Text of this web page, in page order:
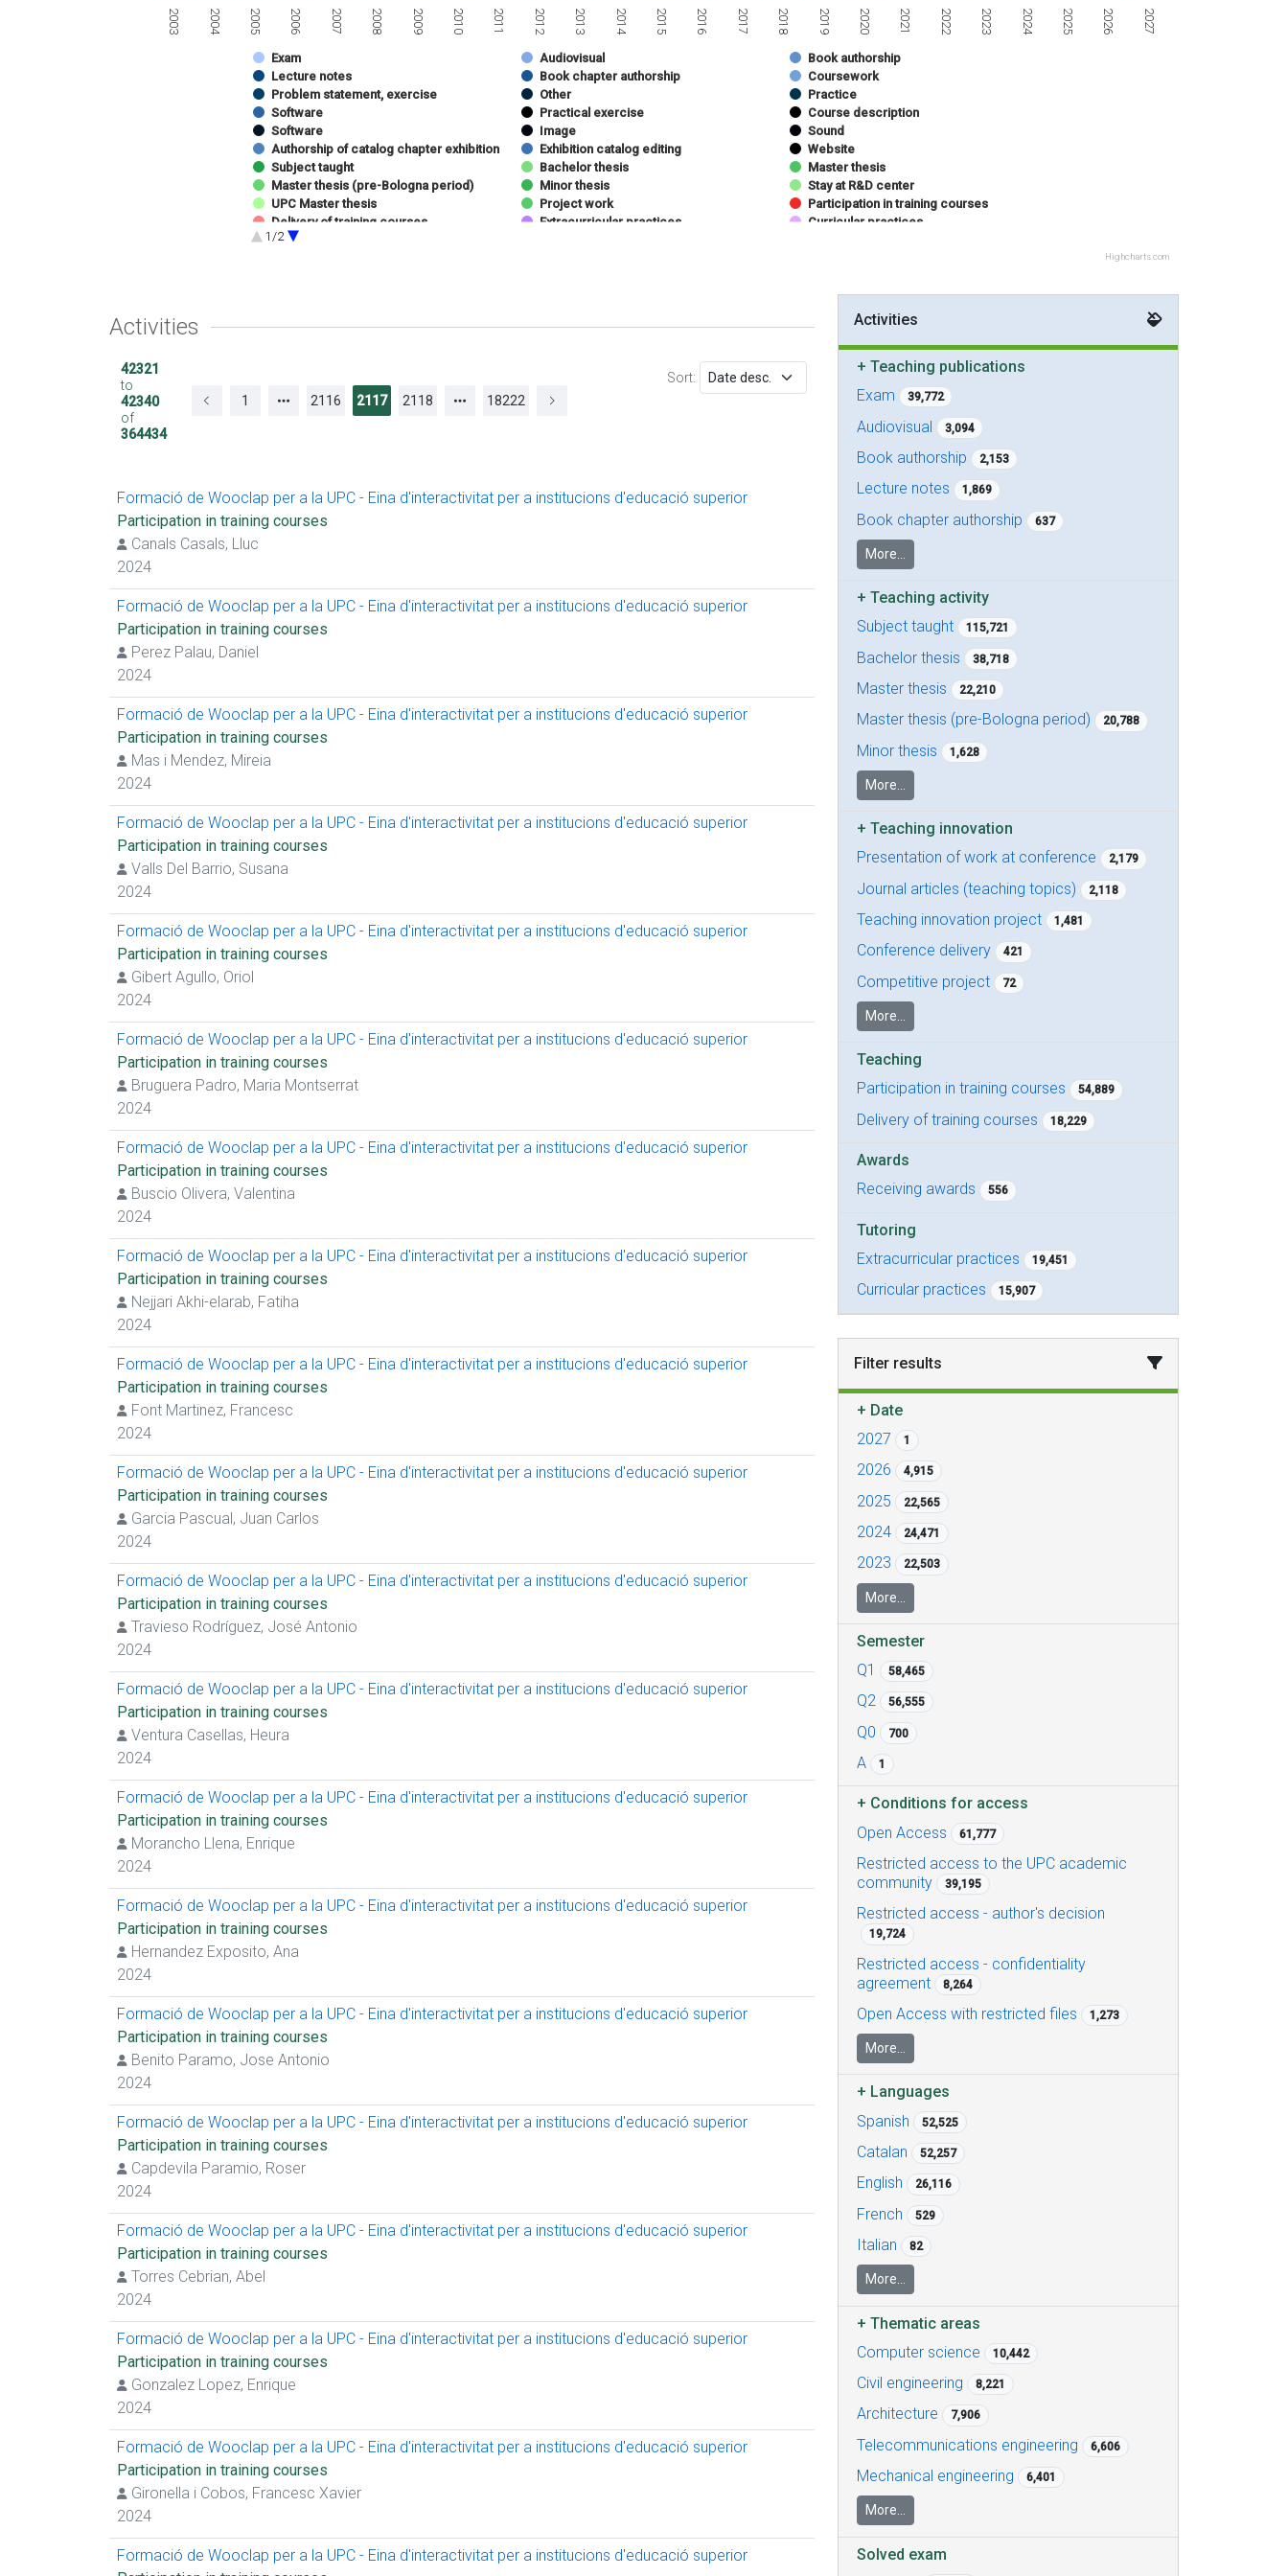
Exam Audiovisual
Book authorship
Lecture notes
Book chapter authorship
Coursework
Problem statement, exercise
Other
Practice
Software
Practical exercise
Course description
Software
Image
Sound
Authorship of catalog chapter exhibition
Exhibition catalog editing
Website
Subject taught
Bachelor thesis Master thesis
Master thesis (pre-Bologna period) Minor thesis
Stay at R&D center
UPC Master thesis
Project work
Participation in training courses
Delivery of training courses
Extracurricular practices
Curricular practices
Presentation of work at conference
1/2
2003 2004 2005 2006 2007 2008 2009 2010 2011 2012 2013 2014 2015 2016 2017 2018 2019 2020 2021 2022 2023 2024 2025 2026 2027
Highcharts.com
Activities
42321
to
42340
of
364434
1 2116 2117 2118 18222
Sort:
Formació de Wooclap per a la UPC - Eina d'interactivitat per a institucions d'educació superior
Participation in training courses
Canals Casals, Lluc
2024
Formació de Wooclap per a la UPC - Eina d'interactivitat per a institucions d'educació superior
Participation in training courses
Perez Palau, Daniel
2024
Formació de Wooclap per a la UPC - Eina d'interactivitat per a institucions d'educació superior
Participation in training courses
Mas i Mendez, Mireia
2024
Formació de Wooclap per a la UPC - Eina d'interactivitat per a institucions d'educació superior
Participation in training courses
Valls Del Barrio, Susana
2024
Formació de Wooclap per a la UPC - Eina d'interactivitat per a institucions d'educació superior
Participation in training courses
Gibert Agullo, Oriol
2024
Formació de Wooclap per a la UPC - Eina d'interactivitat per a institucions d'educació superior
Participation in training courses
Bruguera Padro, Maria Montserrat
2024
Formació de Wooclap per a la UPC - Eina d'interactivitat per a institucions d'educació superior
Participation in training courses
Buscio Olivera, Valentina
2024
Formació de Wooclap per a la UPC - Eina d'interactivitat per a institucions d'educació superior
Participation in training courses
Nejjari Akhi-elarab, Fatiha
2024
Formació de Wooclap per a la UPC - Eina d'interactivitat per a institucions d'educació superior
Participation in training courses
Font Martinez, Francesc
2024
Formació de Wooclap per a la UPC - Eina d'interactivitat per a institucions d'educació superior
Participation in training courses
Garcia Pascual, Juan Carlos
2024
Formació de Wooclap per a la UPC - Eina d'interactivitat per a institucions d'educació superior
Participation in training courses
Travieso Rodríguez, José Antonio
2024
Formació de Wooclap per a la UPC - Eina d'interactivitat per a institucions d'educació superior
Participation in training courses
Ventura Casellas, Heura
2024
Formació de Wooclap per a la UPC - Eina d'interactivitat per a institucions d'educació superior
Participation in training courses
Morancho Llena, Enrique
2024
Formació de Wooclap per a la UPC - Eina d'interactivitat per a institucions d'educació superior
Participation in training courses
Hernandez Exposito, Ana
2024
Formació de Wooclap per a la UPC - Eina d'interactivitat per a institucions d'educació superior
Participation in training courses
Benito Paramo, Jose Antonio
2024
Formació de Wooclap per a la UPC - Eina d'interactivitat per a institucions d'educació superior
Participation in training courses
Capdevila Paramio, Roser
2024
Formació de Wooclap per a la UPC - Eina d'interactivitat per a institucions d'educació superior
Participation in training courses
Torres Cebrian, Abel
2024
Formació de Wooclap per a la UPC - Eina d'interactivitat per a institucions d'educació superior
Participation in training courses
Gonzalez Lopez, Enrique
2024
Formació de Wooclap per a la UPC - Eina d'interactivitat per a institucions d'educació superior
Participation in training courses
Gironella i Cobos, Francesc Xavier
2024
Formació de Wooclap per a la UPC - Eina d'interactivitat per a institucions d'educació superior
Activities
+Teaching publications
Exam
39,772
Audiovisual 3,094
Book authorship 2,153
Lecture notes 1,869
Book chapter authorship 637
More...
+Teaching activity
Subject taught
115,721
Bachelor thesis 38,718
Master thesis 22,210
Master thesis (pre-Bologna period) 20,788
Minor thesis 1,628
More...
+Teaching innovation
Presentation of work at conference
2,179
Journal articles (teaching topics) 2,118
Teaching innovation project 1,481
Conference delivery 421
Competitive project 72
More...
Teaching
Participation in training courses
54,889
Delivery of training courses 18,229
Awards
Receiving awards
556
Tutoring
Extracurricular practices
19,451
Curricular practices 15,907
Filter results
+ Date
2027
1
2026 4,915
2025 22,565
2024 24,471
2023 22,503
More...
Semester
Q1
58,465
Q2 56,555
Q0 700
A 1
+ Conditions for access
Open Access
61,777
Restricted access to the UPC academic
community
39,195
Restricted access - author's decision
19,724
Restricted access - confidentiality
agreement
8,264
Open Access with restricted files 1,273
More...
+ Languages
Spanish
52,525
Catalan 52,257
English 26,116
French 529
Italian 82
More...
+Thematic areas
Computer science
10,442
Civil engineering 8,221
Architecture 7,906
Telecommunications engineering 6,606
Mechanical engineering 6,401
More...
Solved exam